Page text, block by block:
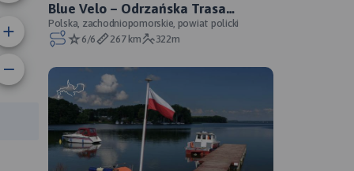
trasy:
Blue Velo – Odrzańska Trasa
Rowerowa - oficjalny przebieg
Polska, zachodniopomorskie, powiat policki
6/6
267 km 322m